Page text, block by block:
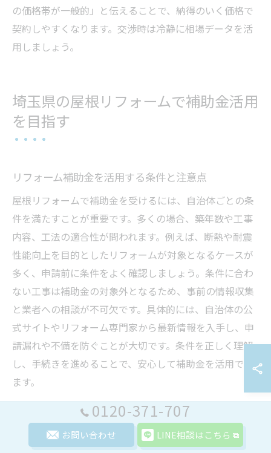
の価格帯が一般的」と伝えることで、納得のいく価格で
契約しやすくなります。交渉時は冷静に相場データを活
用しましょう。
埼玉県の屋根リフォームで補助金活用
を目指す
リフォーム補助金を活用する条件と注意点
屋根リフォームで補助金を受けるには、自治体ごとの条
件を満たすことが重要です。多くの場合、築年数や工事
内容、工法の適合性が問われます。例えば、断熱や耐震
性能向上を目的としたリフォームが対象となるケースが
多く、申請前に条件をよく確認しましょう。条件に合わ
ない工事は補助金の対象外となるため、事前の情報収集
と業者への相談が不可欠です。具体的には、自治体の公
式サイトやリフォーム専門家から最新情報を入手し、申
請漏れや不備を防ぐことが大切です。条件を正しく理解
し、手続きを進めることで、安心して補助金を活用でき
ます。
屋根リフォームで受けられる主な補助制度
埼玉県内で利用できる屋根リフォームの補助制度には、
0120-371-707
お問い合わせ LINE相談はこちら